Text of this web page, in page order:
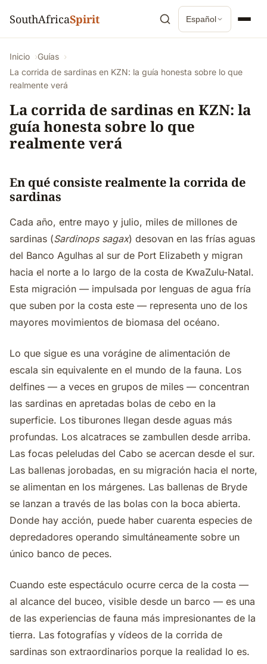
SouthAfricaSpirit Español
Inicio
Guías
La corrida de sardinas en KZN: la guía honesta sobre lo que
realmente verá
La corrida de sardinas en KZN: la
guía honesta sobre lo que
realmente verá
En qué consiste realmente la corrida de
sardinas
Cada año, entre mayo y julio, miles de millones de
sardinas (Sardinops sagax) desovan en las frías aguas
del Banco Agulhas al sur de Port Elizabeth y migran
hacia el norte a lo largo de la costa de KwaZulu-Natal.
Esta migración — impulsada por lenguas de agua fría
que suben por la costa este — representa uno de los
mayores movimientos de biomasa del océano.
Lo que sigue es una vorágine de alimentación de
escala sin equivalente en el mundo de la fauna. Los
delfines — a veces en grupos de miles — concentran
las sardinas en apretadas bolas de cebo en la
superficie. Los tiburones llegan desde aguas más
profundas. Los alcatraces se zambullen desde arriba.
Las focas peleludas del Cabo se acercan desde el sur.
Las ballenas jorobadas, en su migración hacia el norte,
se alimentan en los márgenes. Las ballenas de Bryde
se lanzan a través de las bolas con la boca abierta.
Donde hay acción, puede haber cuarenta especies de
depredadores operando simultáneamente sobre un
único banco de peces.
Cuando este espectáculo ocurre cerca de la costa —
al alcance del buceo, visible desde un barco — es una
de las experiencias de fauna más impresionantes de la
tierra. Las fotografías y vídeos de la corrida de
sardinas son extraordinarios porque la realidad lo es.